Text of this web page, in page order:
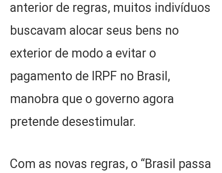
anterior de regras, muitos indivíduos
buscavam alocar seus bens no
exterior de modo a evitar o
pagamento de IRPF no Brasil,
manobra que o governo agora
pretende desestimular.
Com as novas regras, o “Brasil passa